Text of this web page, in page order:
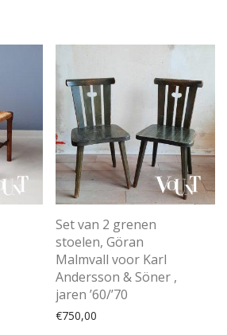
Set van 2 grenen
stoelen, Göran
Malmvall voor Karl
Andersson & Söner ,
jaren ’60/’70
€750,00